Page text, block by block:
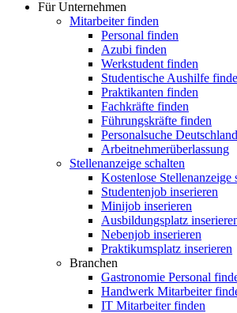
Für Unternehmen
Mitarbeiter finden
Personal finden
Azubi finden
Werkstudent finden
Studentische Aushilfe
Praktikanten finden
Fachkräfte finden
Führungskräfte finden
Personalsuche Deutschland
Arbeitnehmerüberlassung
Stellenanzeige schalten
Kostenlose Stellenanzeige
Studentenjob inserieren
Minijob inserieren
Ausbildungsplatz
Nebenjob inserieren
Praktikumsplatz inserieren
Branchen
Gastronomie Personal
Handwerk Mitarbeiter
IT Mitarbeiter finden